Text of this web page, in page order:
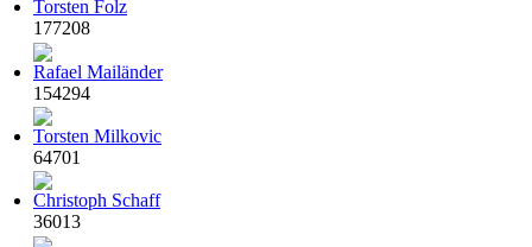
Torsten Folz
177208
Rafael Mailänder
154294
Torsten Milkovic
64701
Christoph Schaff
36013